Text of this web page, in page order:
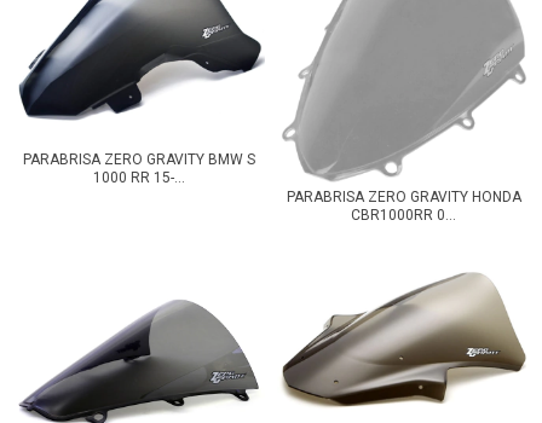
PARABRISA ZERO GRAVITY BMW S
1000 RR 15-...
PARABRISA ZERO GRAVITY HONDA
CBR1000RR 0...